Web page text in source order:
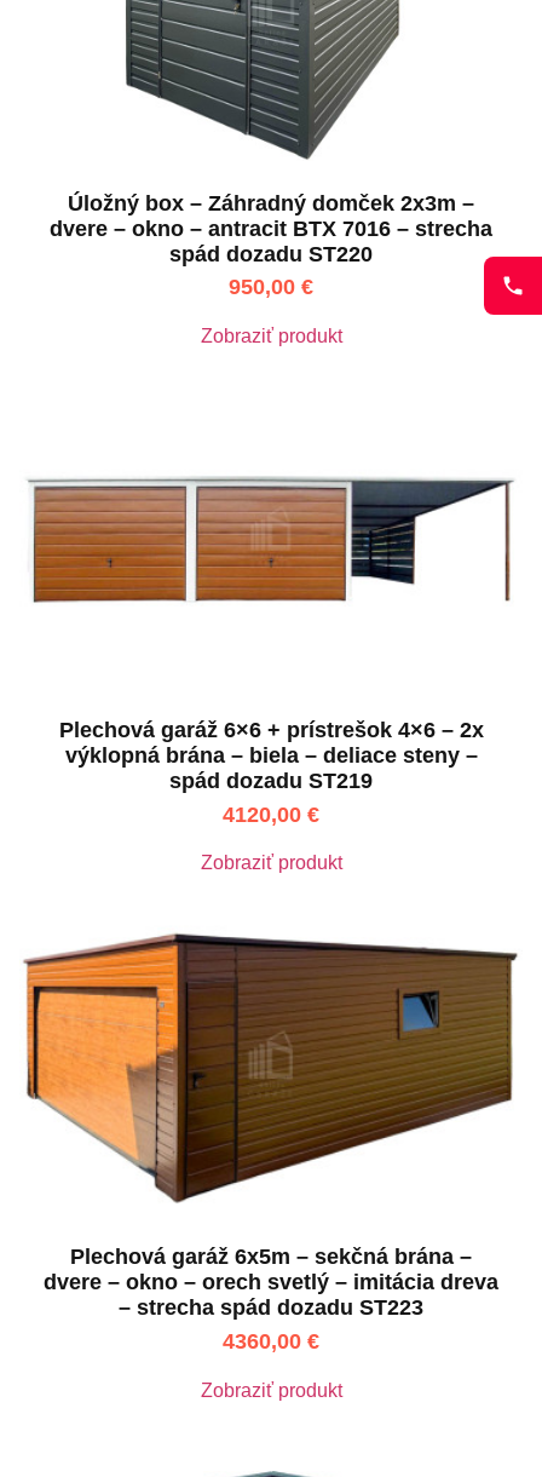
Úložný box – Záhradný domček 2x3m –
dvere – okno – antracit BTX 7016 – strecha
spád dozadu ST220
950,00 €
Zobraziť produkt
Plechová garáž 6×6 + prístrešok 4×6 – 2x
výklopná brána – biela – deliace steny –
spád dozadu ST219
4120,00 €
Zobraziť produkt
Plechová garáž 6x5m – sekčná brána –
dvere – okno – orech svetlý – imitácia dreva
– strecha spád dozadu ST223
4360,00 €
Zobraziť produkt